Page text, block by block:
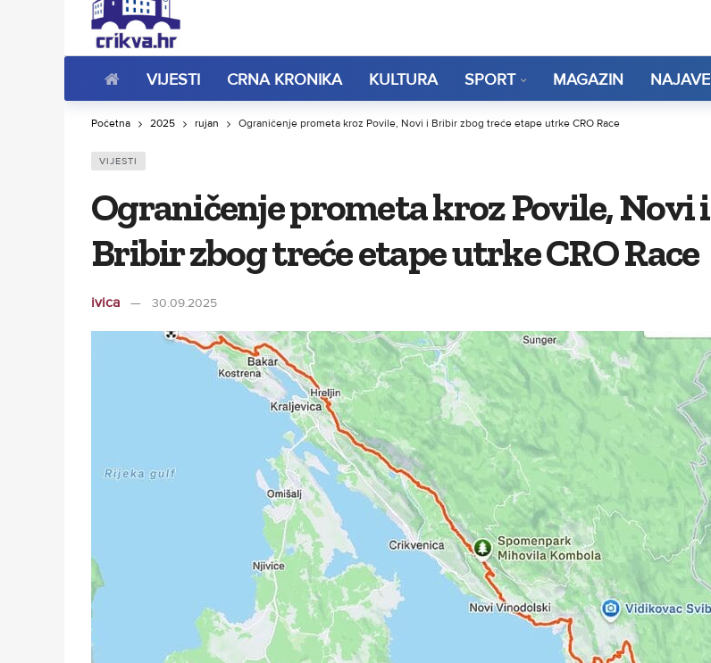
VIJESTI CRNA KRONIKA KULTURA SPORT MAGAZIN NAJAVE
Početna 2025 rujan Ograničenje prometa kroz Povile, Novi i Bribir zbog treće etape utrke CRO Race
VIJESTI
Ograničenje prometa kroz Povile, Novi i
Bribir zbog treće etape utrke CRO Race
ivica 30.09.2025